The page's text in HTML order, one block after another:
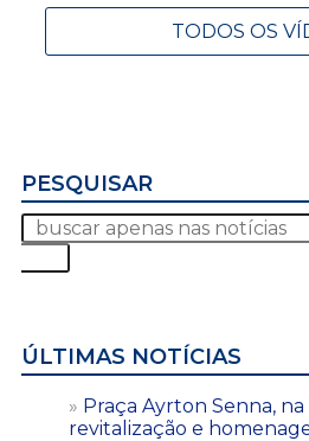
TODOS OS
PESQUISAR
ÚLTIMAS NOTÍCIAS
Praça Ayrton Senna,
revitalização e